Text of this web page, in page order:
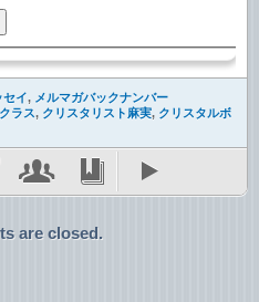
セイ, メルマガバックナンバー
ラス, クリスタリスト麻実, クリスタルボ
are closed.